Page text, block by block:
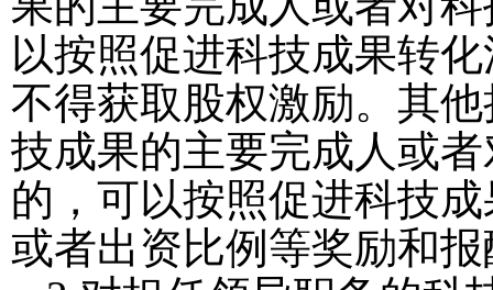
以按照促进科技成果转
不得获取股权激励。其
技成果的主要完成人或
的，可以按照促进科技
或者出资比例等奖励和